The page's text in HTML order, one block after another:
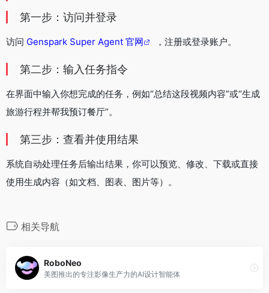
第一步：访问并登录
访问 Genspark Super Agent 官网 ，注册或登录账户。
第二步：输入任务指令
在界面中输入你想完成的任务，例如“总结这段视频内容”或“生成
旅游行程并帮我预订餐厅”。
第三步：查看并使用结果
系统自动处理任务后输出结果，你可以预览、修改、下载或直接
使用生成内容（如文档、图表、图片等）。
相关导航
RoboNeo
美图推出的专注影像生产力的AI设计智能体